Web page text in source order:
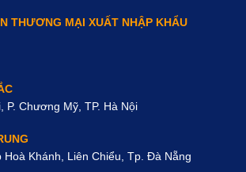
THƯƠNG MẠI XUẤT NHẬP KHẨU
Chương Mỹ, TP. Hà Nội
Hoà Khánh, Liên Chiểu, Tp. Đà Nẵng